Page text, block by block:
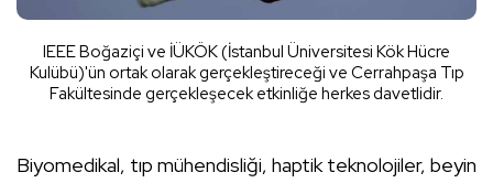
IEEE Boğaziçi ve İÜKÖK (İstanbul Üniversitesi Kök Hücre
Kulübü)'ün ortak olarak gerçekleştireceği ve Cerrahpaşa Tıp
Fakültesinde gerçekleşecek etkinliğe herkes davetlidir.
Biyomedikal, tıp mühendisliği, haptik teknolojiler, beyin